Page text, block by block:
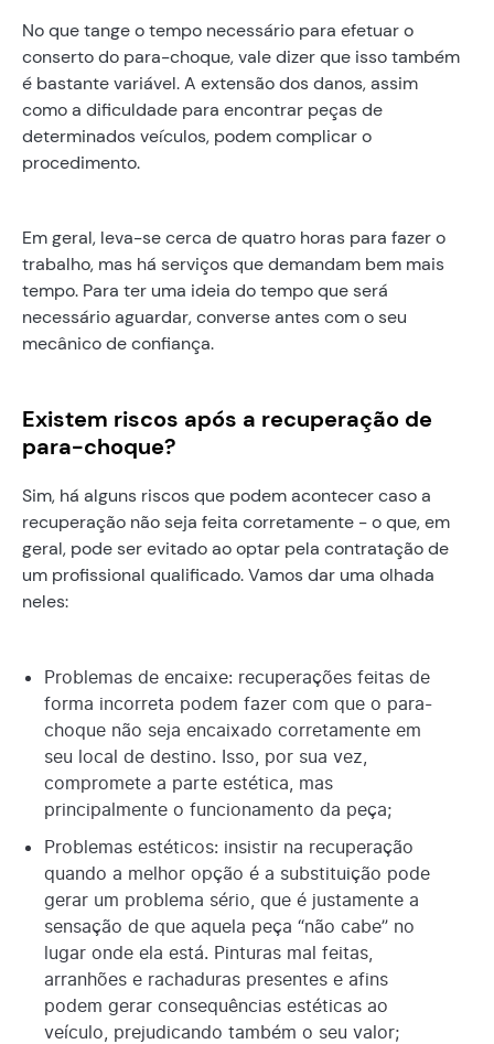
No que tange o tempo necessário para efetuar o
conserto do para-choque, vale dizer que isso também
é bastante variável. A extensão dos danos, assim
como a dificuldade para encontrar peças de
determinados veículos, podem complicar o
procedimento.
Em geral, leva-se cerca de quatro horas para fazer o
trabalho, mas há serviços que demandam bem mais
tempo. Para ter uma ideia do tempo que será
necessário aguardar, converse antes com o seu
mecânico de confiança.
Existem riscos após a recuperação de
para-choque?
Sim, há alguns riscos que podem acontecer caso a
recuperação não seja feita corretamente - o que, em
geral, pode ser evitado ao optar pela contratação de
um profissional qualificado. Vamos dar uma olhada
neles:
Problemas de encaixe: recuperações feitas de
forma incorreta podem fazer com que o para-
choque não seja encaixado corretamente em
seu local de destino. Isso, por sua vez,
compromete a parte estética, mas
principalmente o funcionamento da peça;
Problemas estéticos: insistir na recuperação
quando a melhor opção é a substituição pode
gerar um problema sério, que é justamente a
sensação de que aquela peça “não cabe” no
lugar onde ela está. Pinturas mal feitas,
arranhões e rachaduras presentes e afins
podem gerar consequências estéticas ao
veículo, prejudicando também o seu valor;